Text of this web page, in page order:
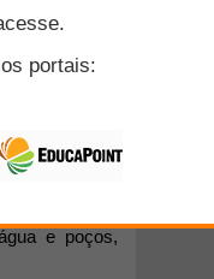
para atender
Tem como
originada na
mais
deste ano, o
e poços,